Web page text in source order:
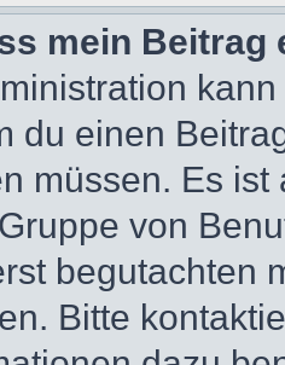
mein
du einen
müssen. Es
von
begutachten
Bitte